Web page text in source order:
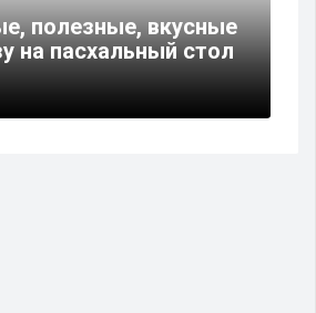
полезные, вкусные
на пасхальный стол